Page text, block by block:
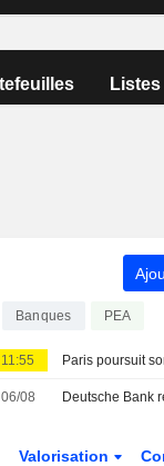
Listes
Banques PEA
11:55
06/08
Valorisation